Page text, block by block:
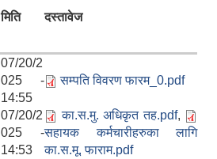
मिति दस्तावेज
07/20/2
025 -
14:55
सम्पति विवरण फारम_0.pdf
07/20/2
025 -
14:53
का.स.मु. अधिकृत तह.pdf,
सहायक कर्मचारीहरुका लागि
का.स.मू. फाराम.pdf